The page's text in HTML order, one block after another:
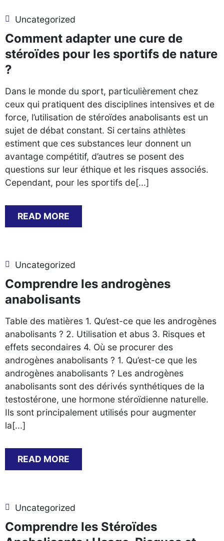
Uncategorized
Comment adapter une cure de
stéroïdes pour les sportifs de nature
?
Dans le monde du sport, particulièrement chez
ceux qui pratiquent des disciplines intensives et de
force, l’utilisation de stéroïdes anabolisants est un
sujet de débat constant. Si certains athlètes
estiment que ces substances leur donnent un
avantage compétitif, d’autres se posent des
questions sur leur éthique et les risques associés.
Cependant, pour les sportifs de[...]
READ MORE
Uncategorized
Comprendre les androgènes
anabolisants
Table des matières 1. Qu’est-ce que les androgènes
anabolisants ? 2. Utilisation et abus 3. Risques et
effets secondaires 4. Où se procurer des
androgènes anabolisants ? 1. Qu’est-ce que les
androgènes anabolisants ? Les androgènes
anabolisants sont des dérivés synthétiques de la
testostérone, une hormone stéroïdienne naturelle.
Ils sont principalement utilisés pour augmenter
la[...]
READ MORE
Uncategorized
Comprendre les Stéroïdes